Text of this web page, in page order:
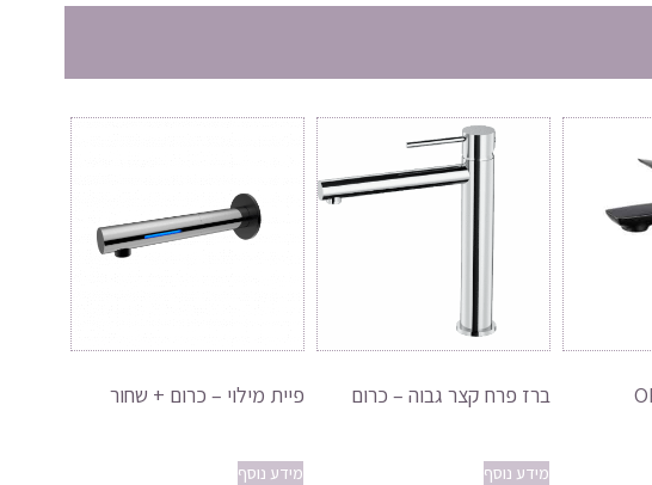
ברז פרח קצר גבוה – כרום
מידע נוסף
פיית מילוי – כרום + שחור
מידע נוסף